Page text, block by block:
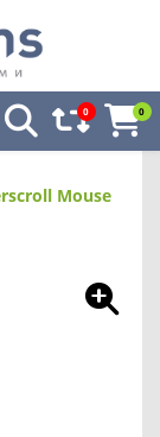
0 0
Mouse